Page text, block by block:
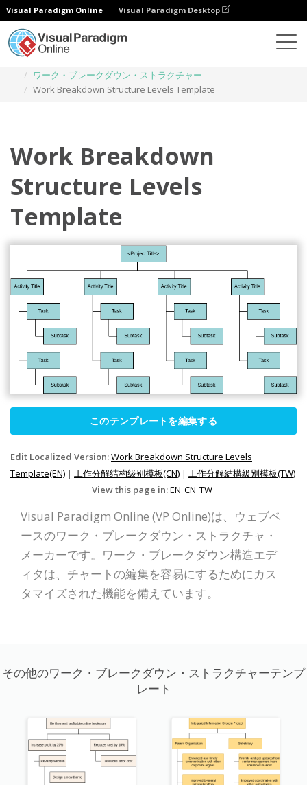
Visual Paradigm Online Visual Paradigm Desktop
ワーク・ブレークダウン・ストラクチャー
Work Breakdown Structure Levels Template
Work Breakdown
Structure Levels
Template
このテンプレートを編集する
Edit Localized Version:Work Breakdown Structure Levels
Template(EN) | 工作分解结构级别模板(CN) | 工作分解結構級別模板(TW)
View this page in:EN CN TW
Visual Paradigm Online (VP Online)は、ウェブベ
ースのワーク・ブレークダウン・ストラクチャ・
メーカーです。ワーク・ブレークダウン構造エデ
ィタは、チャートの編集を容易にするためにカス
タマイズされた機能を備えています。
その他のワーク・ブレークダウン・ストラクチャーテンプ
レート